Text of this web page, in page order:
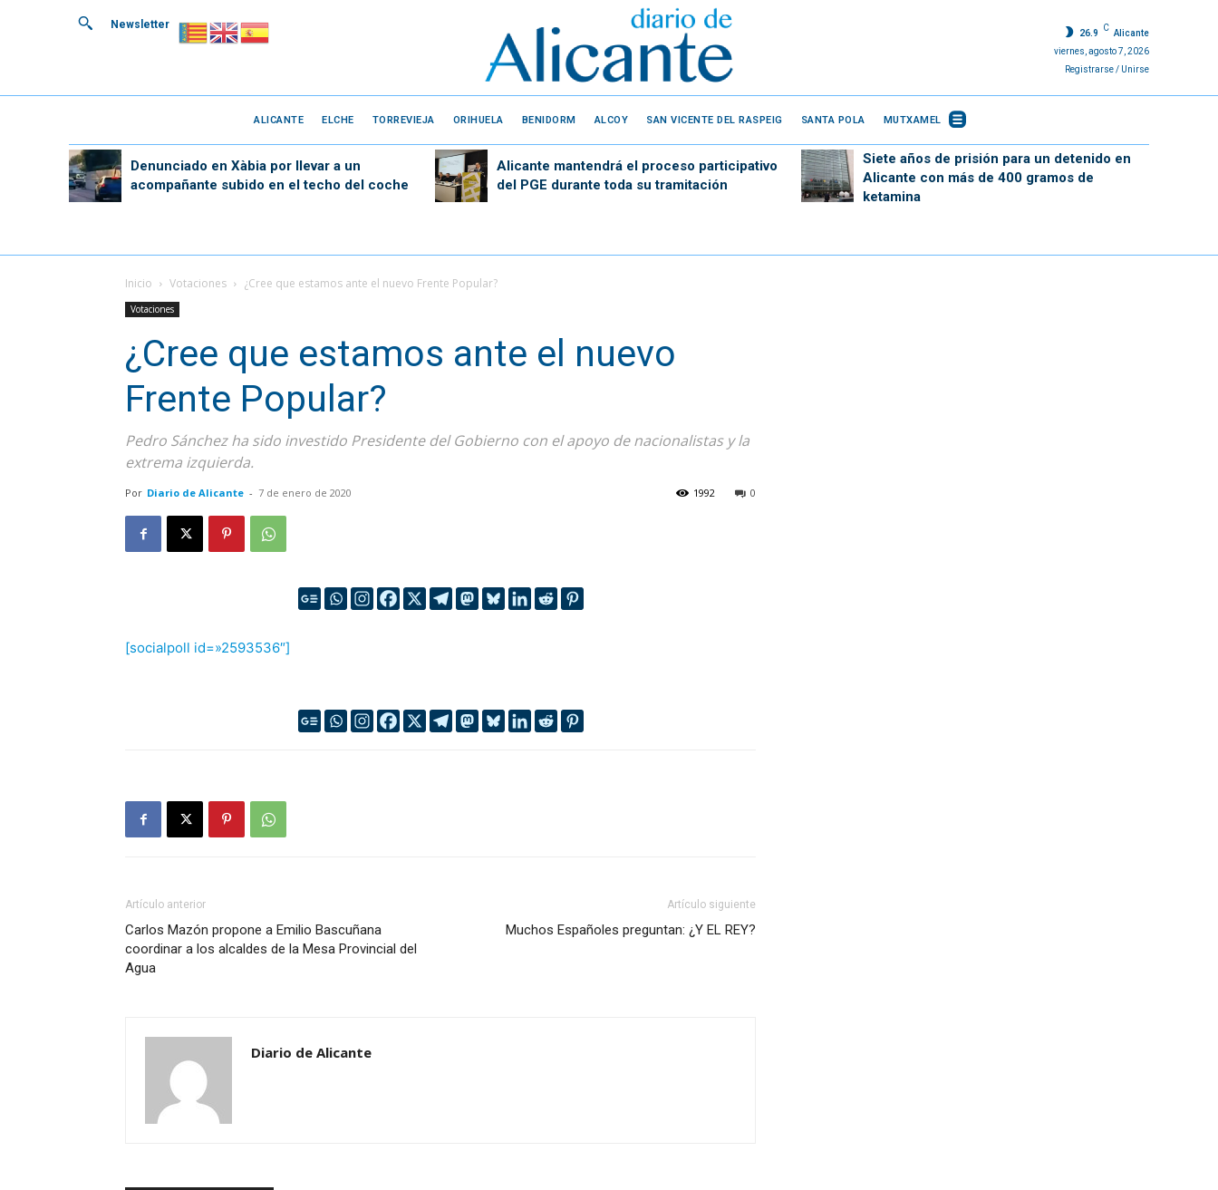
Newsletter
26.9
C
Alicante
viernes, agosto 7, 2026
Registrarse / Unirse
ALICANTE ELCHE TORREVIEJA ORIHUELA BENIDORM ALCOY SAN VICENTE DEL RASPEIG SANTA POLA MUTXAMEL
Denunciado en Xàbia por llevar a un
acompañante subido en el techo del coche
Alicante mantendrá el proceso participativo
del PGE durante toda su tramitación
Siete años de prisión para un detenido en
Alicante con más de 400 gramos de
ketamina
Inicio Votaciones ¿Cree que estamos ante el nuevo Frente Popular?
Votaciones
¿Cree que estamos ante el nuevo
Frente Popular?
Pedro Sánchez ha sido investido Presidente del Gobierno con el apoyo de nacionalistas y la
extrema izquierda.
Por Diario de Alicante - 7 de enero de 2020 0
1992
[socialpoll id=»2593536″]
Artículo anterior
Carlos Mazón propone a Emilio Bascuñana
coordinar a los alcaldes de la Mesa Provincial del
Agua
Artículo siguiente
Muchos Españoles preguntan: ¿Y EL REY?
Diario de Alicante